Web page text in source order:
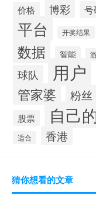
价格 博彩
平台 开奖结果
数据 智能
球队
用户
管家婆 粉丝
股票 自己
适合 香港
猜你想看的文章